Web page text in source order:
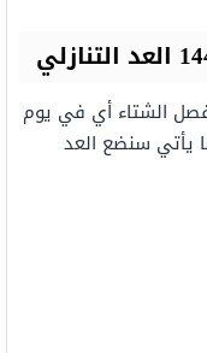
فصل الشتاء أي في يوم
يأتي سنضع العد